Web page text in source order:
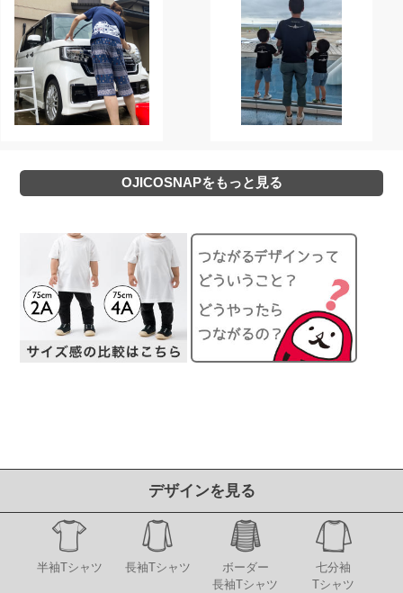
OJICOSNAPをもっと見る
デザインを見る
半袖Tシャツ 長袖Tシャツ
ボーダー
長袖Tシャツ
七分袖
Tシャツ